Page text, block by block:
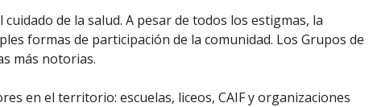
de la salud. A pesar de todos los estigmas, la
formas de participación de la comunidad. Los Grupos de
más notorias.
en el territorio: escuelas, liceos, CAIF y organizaciones